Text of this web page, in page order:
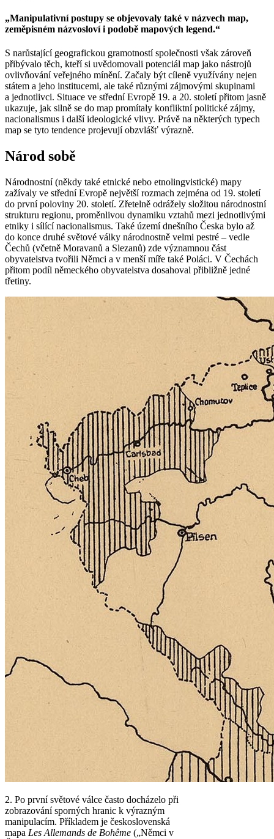
„Manipulativní postupy se objevovaly také v názvech map,
zeměpisném názvosloví i podobě mapových legend.“
S narůstající geografickou gramotností společnosti však zároveň
přibývalo těch, kteří si uvědomovali potenciál map jako nástrojů
ovlivňování veřejného mínění. Začaly být cíleně využívány nejen
státem a jeho institucemi, ale také různými zájmovými skupinami
a jednotlivci. Situace ve střední Evropě 19. a 20. století přitom jasně
ukazuje, jak silně se do map promítaly konfliktní politické zájmy,
nacionalismus i další ideologické vlivy. Právě na některých typech
map se tyto tendence projevují obzvlášť výrazně.
Národ sobě
Národnostní (někdy také etnické nebo etnolingvistické) mapy
zažívaly ve střední Evropě největší rozmach zejména od 19. století
do první poloviny 20. století. Zřetelně odrážely složitou národnostní
strukturu regionu, proměnlivou dynamiku vztahů mezi jednotlivými
etniky i sílící nacionalismus. Také území dnešního Česka bylo až
do konce druhé světové války národnostně velmi pestré – vedle
Čechů (včetně Moravanů a Slezanů) zde významnou část
obyvatelstva tvořili Němci a v menší míře také Poláci. V Čechách
přitom podíl německého obyvatelstva dosahoval přibližně jedné
třetiny.
2. Po první světové válce často docházelo při
zobrazování sporných hranic k výrazným
manipulacím. Příkladem je československá
mapa Les Allemands de Bohême („Němci v